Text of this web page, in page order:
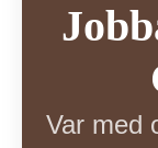
Var med